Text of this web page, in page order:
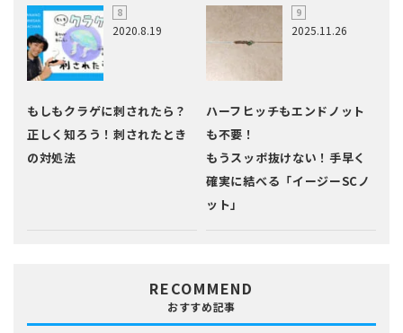
2020.8.19
もしもクラゲに刺されたら？
正しく知ろう！刺されたとき
の対処法
2025.11.26
ハーフヒッチもエンドノット
も不要！
もうスッポ抜けない！手早く
確実に結べる「イージーSCノ
ット」
RECOMMEND
おすすめ記事